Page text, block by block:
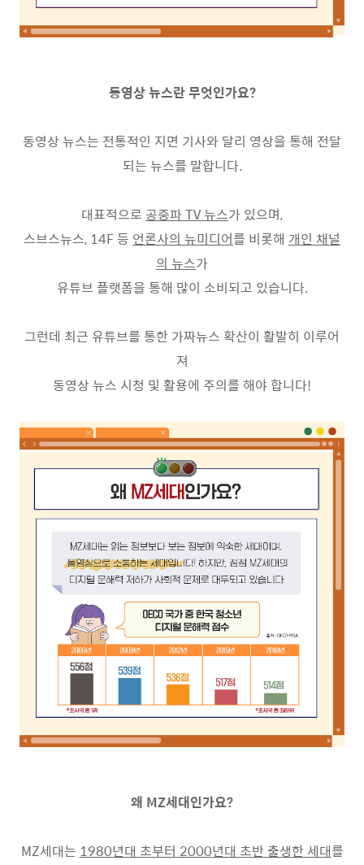
동영상 뉴스란 무엇인가요?
동영상 뉴스는 전통적인 지면 기사와 달리 영상을 통해 전달
되는 뉴스를 말합니다.
대표적으로 공중파TV뉴스가 있으며,
스브스뉴스, 14F등 언론사의 뉴미디어를 비롯해 개인 채널
의 뉴스가
유튜브 플랫폼을 통해 많이 소비되고 있습니다.
그런데 최근 유튜브를 통한 가짜뉴스 확산이 활발히 이루어
져
동영상 뉴스 시청 및 활용에 주의를 해야 합니다!
왜 MZ세대인가요?
MZ세대는 1980년대 초부터 2000년대 초반 출생한 세대를